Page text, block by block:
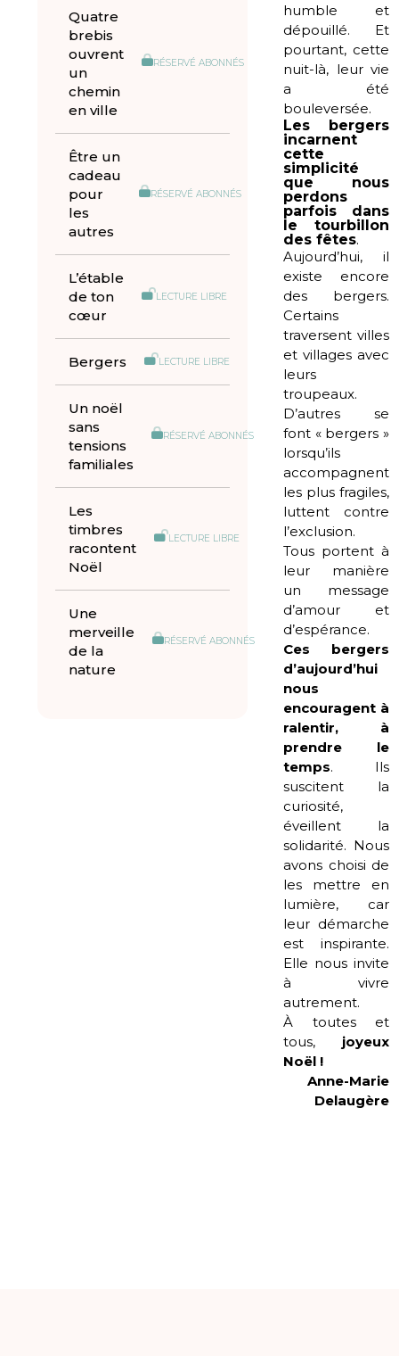
Quatre
brebis
ouvrent
un
chemin
en ville
RÉSERVÉ ABONNÉS
Être un
cadeau
pour
les
autres
RÉSERVÉ ABONNÉS
L’étable
de ton
cœur
LECTURE LIBRE
Bergers LECTURE LIBRE
Un noël
sans
tensions
familiales
RÉSERVÉ ABONNÉS
Les
timbres
racontent
Noël
LECTURE LIBRE
Une
merveille
de la
nature
RÉSERVÉ ABONNÉS
humble et
dépouillé. Et
pourtant, cette
nuit-là, leur vie
a été
bouleversée.
Les bergers
incarnent
cette
simplicité
que nous
perdons
parfois dans
le tourbillon
des fêtes.
Aujourd’hui, il
existe encore
des bergers.
Certains
traversent villes
et villages avec
leurs
troupeaux.
D’autres se
font « bergers »
lorsqu’ils
accompagnent
les plus fragiles,
luttent contre
l’exclusion.
Tous portent à
leur manière
un message
d’amour et
d’espérance.
Ces bergers
d’aujourd’hui
nous
encouragent à
ralentir, à
prendre le
temps. Ils
suscitent la
curiosité,
éveillent la
solidarité. Nous
avons choisi de
les mettre en
lumière, car
leur démarche
est inspirante.
Elle nous invite
à vivre
autrement.
À toutes et
tous, joyeux
Noël !
Anne-Marie
Delaugère